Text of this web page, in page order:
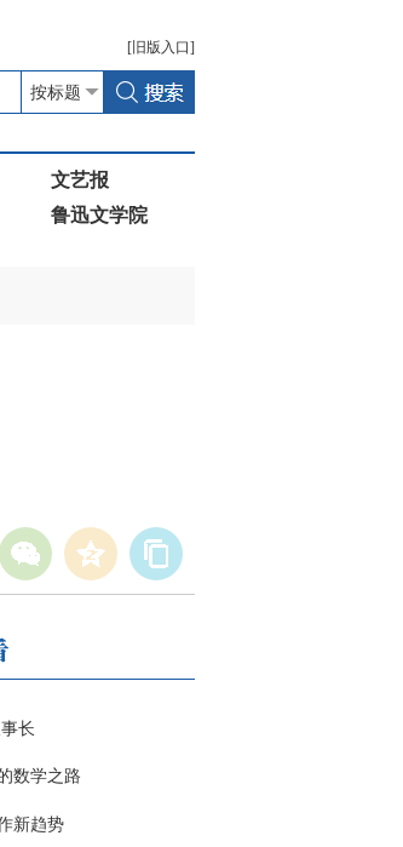
[ 旧版 入口]
文艺报
鲁迅文学院
长
数学之路
新趋势